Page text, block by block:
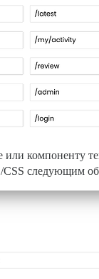
или компоненту
CSS следующим